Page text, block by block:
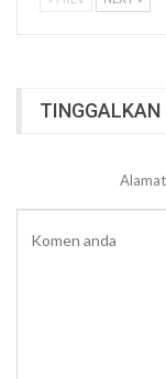
TINGGALKAN